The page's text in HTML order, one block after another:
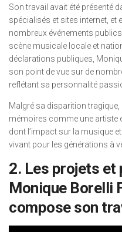
Son travail avait été présenté
spécialisés et sites internet, et
nombreux événements
scène musicale locale et
déclarations publiques,
son point de vue sur de
reflétant sa personnalité
Malgré sa disparition
mémoires comme une artiste
dont l’impact sur la musique
vivant pour les générations à
2. Les projets et
Monique Borelli
compose son